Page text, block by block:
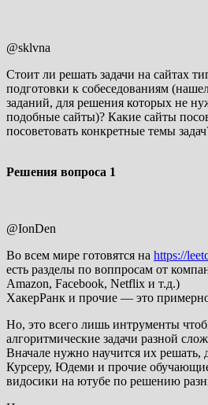
@sklvna
Стоит ли решать задачи на сайтах
подготовки к собеседованиям
заданий, для решения которых не
подобные сайты)? Какие сайты
посоветовать конкретные темы
Решения вопроса 1
@IonDen
Во всем мире готовятся на https://
есть разделы по воппросам от
Amazon, Facebook, Netflix и т.д.)
ХакерРанк и прочие — это
Но, это всего лишь интрументы
алгоритмические задачи разной
Вначале нужно научится их решать,
Курсеру, Юдеми и прочие
видосики на ютубе по решению